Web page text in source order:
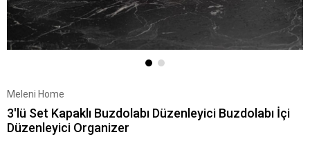
Meleni Home
3'lü Set Kapaklı Buzdolabı Düzenleyici Buzdolabı İçi
Düzenleyici Organizer